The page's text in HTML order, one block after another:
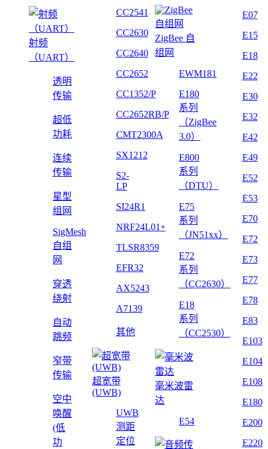
射频
（UART）
透明
传输
超低
功耗
连续
传输
星型
组网
SigMesh
自组
网
穿透
绕射
自动
跳频
窄带
传输
空中
唤醒
(低
功
CC2541
CC2630
CC2640
CC2652
CC1352/P
CC2652RB/P
CMT2300A
SX1212
S2-
LP
SI24R1
NRF24L01+
TLSR8359
EFR32
AX5243
A7139
其他
超宽带
(UWB)
UWB
测距
定位
ZigBee 自
组网
EWM181
E180
系列
（ZigBee
3.0）
E800
系列
（DTU）
E75
系列
（JN51xx）
E72
系列
（CC2630）
E18
系列
（CC2530）
毫米波雷
达
E54
E07
E15
E18
E22
E30
E32
E42
E49
E52
E53
E70
E72
E73
E77
E78
E83
E103
E104
E108
E180
E200
E220